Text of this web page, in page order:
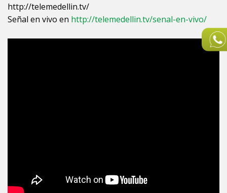
http://telemedellin.tv/
Señal en vivo en http://telemedellin.tv/senal-en-vivo/